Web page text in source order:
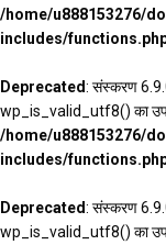
/home/u888153276/
includes/
Deprecated: संस्करण
wp_is_valid_utf8() का
/home/u888153276/
includes/
Deprecated: संस्करण
wp_is_valid_utf8() का